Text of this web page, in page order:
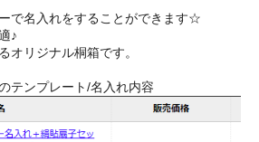
で名入れをすることができます☆
♪
オリジナル桐箱です。
テンプレート/名入れ内容